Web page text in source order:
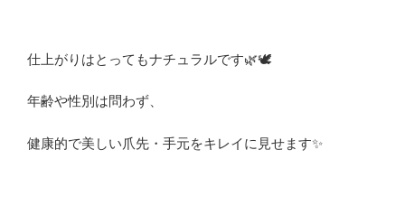
仕上がりはとってもナチュラルです🌿🕊️
年齢や性別は問わず、
健康的で美しい爪先・手元をキレイに見せます✨